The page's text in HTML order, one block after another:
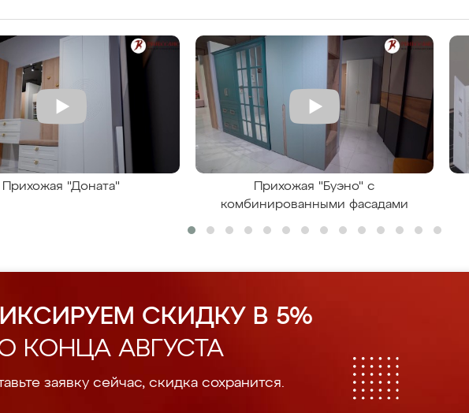
Прихожая "Доната"
Прихожая "Буэно" с
комбинированными фасадами
СКИДКУ В 5%
КОНЦА АВГУСТА
заявку сейчас, скидка сохранится.